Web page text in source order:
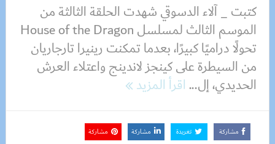
كتبت _ آلاء الدسوقي شهدت الحلقة الثالثة من
الموسم الثالث لمسلسل House of the Dragon
تحولًا دراميًا كبيرًا، بعدما تمكنت رينيرا تارجاريان
من السيطرة على كينجز لاندينج واعتلاء العرش
الحديدي، إل...اقرأ المزيد
مشاركة تغريدة مشاركة مشاركة